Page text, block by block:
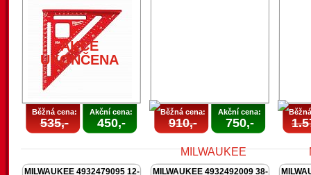
AKCE
UKONČENA
AKCE
UKONČENA
Běžná cena:
535,-
Akční cena:
450,-
Běžná cena:
910,-
Akční cena:
750,-
MILWAUKEE 4932479095 12-
MILWAUKEE 4932492009 38-